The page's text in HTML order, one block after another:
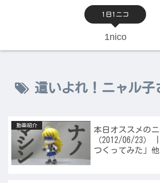
1日1ニコ
1nico
這いよれ！ニャル子
動画紹介
本日オススメの
（2012/06/23）
つくってみた」